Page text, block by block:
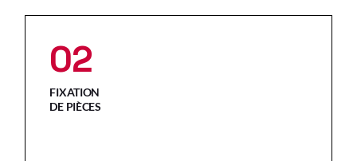
02
FIXATION
DE PIÈCES